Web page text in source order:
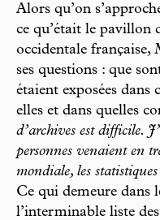
Alors qu’on
ce qu’était le pavillon
occidentale française,
ses questions : que
étaient exposées dans
elles et dans quelles
d’archives est difficile.
personnes venaient en
mondiale, les
Ce qui demeure dans
l’interminable liste